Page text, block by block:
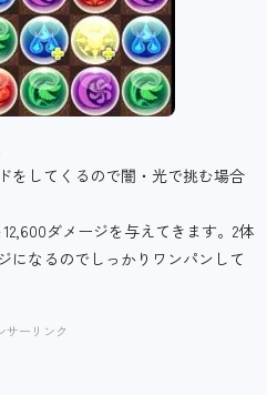
をしてくるので闇・光で挑む場合
12,600ダメージを与えてきます。2体
になるのでしっかりワンパンして
サーリンク